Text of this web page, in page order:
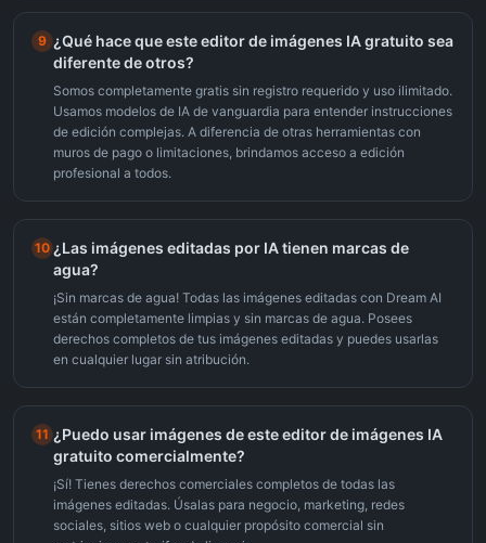
9 ¿Qué hace que este editor de imágenes IA gratuito sea
diferente de otros?
Somos completamente gratis sin registro requerido y uso ilimitado.
Usamos modelos de IA de vanguardia para entender instrucciones
de edición complejas. A diferencia de otras herramientas con
muros de pago o limitaciones, brindamos acceso a edición
profesional a todos.
10 ¿Las imágenes editadas por IA tienen marcas de
agua?
¡Sin marcas de agua! Todas las imágenes editadas con Dream AI
están completamente limpias y sin marcas de agua. Posees
derechos completos de tus imágenes editadas y puedes usarlas
en cualquier lugar sin atribución.
11 ¿Puedo usar imágenes de este editor de imágenes IA
gratuito comercialmente?
¡Sí! Tienes derechos comerciales completos de todas las
imágenes editadas. Úsalas para negocio, marketing, redes
sociales, sitios web o cualquier propósito comercial sin